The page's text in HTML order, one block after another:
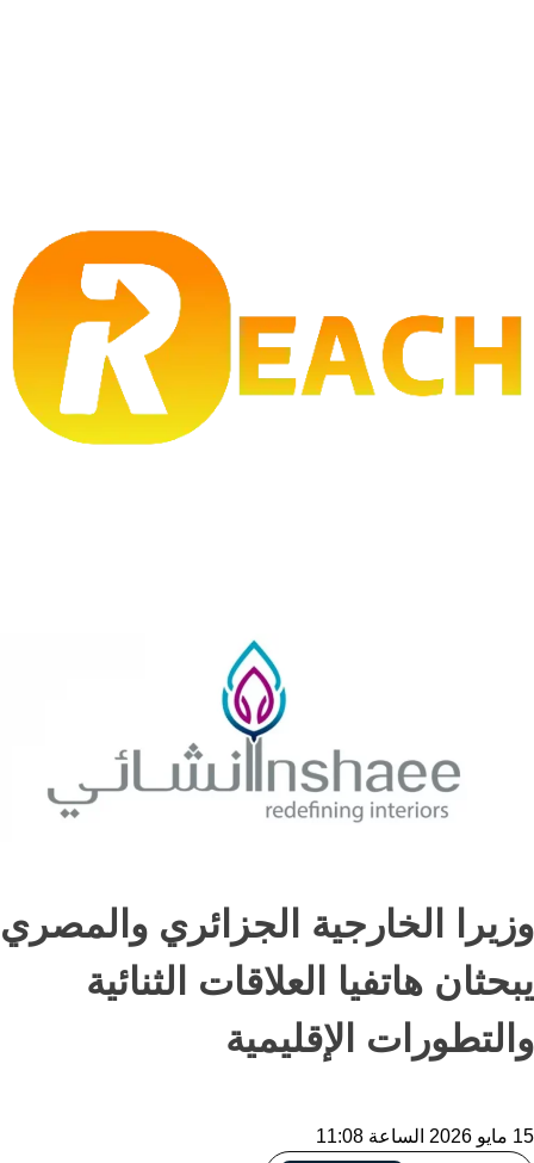
وزيرا الخارجية الجزائري والمصري
يبحثان هاتفيا العلاقات الثنائية
والتطورات الإقليمية
15 مايو 2026 الساعة 11:08